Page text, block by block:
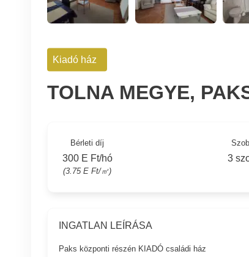
Kiadó ház
TOLNA MEGYE,
Bérleti díj
300 E Ft/hó
(3.75 E Ft/㎡)
3
INGATLAN LEÍRÁSA
Paks központi részén KIADÓ családi ház